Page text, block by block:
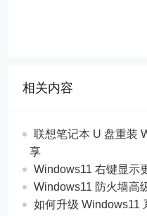
相关内容
联想笔记本 U 盘重装
享
Windows11 右键显示
Windows11 防火墙高
如何升级 Windows11